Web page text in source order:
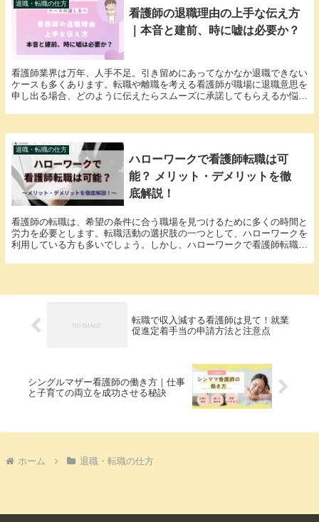
退職・転職の仕方
看護師の退職理由の上手な伝え方
｜本音と建前、時に嘘は必要か？
看護師業界は万年、人手不足。引き留めにあってなかなか退職できない
ケースも多くあります。転職や離職を考える看護師が職場に退職意思を
申し出る場合、どのように伝えたらスムーズに承諾してもらえるか悩む
退職・転職の仕方
ハローワークで看護師転職は可
能？ メリット・デメリットを徹
底解説！
看護師の転職は、希望の条件に合う職場を見つけるために多くの時間と
労力を必要とします。転職活動の選択肢の一つとして、ハローワークを
利用している方も多いでしょう。しかし、ハローワークで看護師転職は
転職で収入減する看護師は見て！就業
促進定着手当の申請方法と注意点
シングルマザー看護師の働き方｜仕事
と子育ての両立を成功させる秘訣
ホーム 退職・転職の仕方